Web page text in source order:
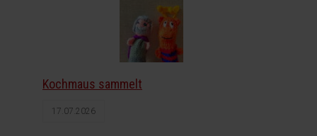
Kochmaus sammelt
17.07.2026